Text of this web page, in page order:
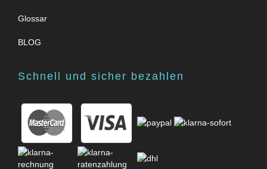
Glossar
BLOG
Schnell und sicher bezahlen